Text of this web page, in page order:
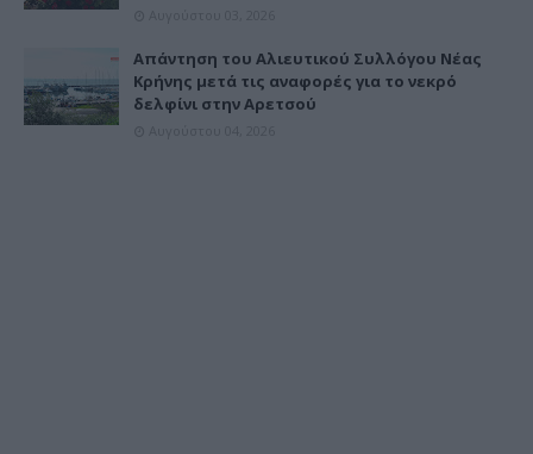
Απάντηση του Αλιευτικού Συλλόγου Νέας
Κρήνης μετά τις αναφορές για το νεκρό
δελφίνι στην Αρετσού